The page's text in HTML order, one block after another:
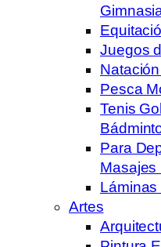
Juegos
Pesca
Tenis
Para
Masajes
Artes